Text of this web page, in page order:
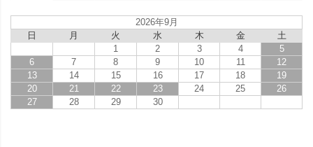
2026年9月
日
月 火 水 木 金
土
1
2 3 4
5
6
7 8 9 10 11
12
13
14 15 16 17 18
19
20
21 22 23 24 25
26
27
28 29 30